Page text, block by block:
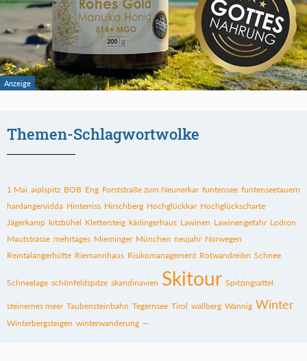
Themen-Schlagwortwolke
1 Mai aiplspitz BOB Eng Forststraße zum Neunerkar funtensee funtenseetauern
hardangervidda Hinterriss Hirschberg Hochglückkar Hochglückscharte
Jägerkamp kitzbühel Klettersteig kärlingerhaus Lawinen Lawinengefahr Lodron
Mautstrasse mehrtages Mieminger München neujahr Norwegen
Reintalangerhütte Riemannhaus Risikomanagement Rotwandreibn Schnee
Schneelage schönfeldspitze skandinavien Skitour Spitzingsattel
steinernes meer Taubensteinbahn Tegernsee Tirol wallberg Wannig Winter
Winterbergsteigen winterwanderung —